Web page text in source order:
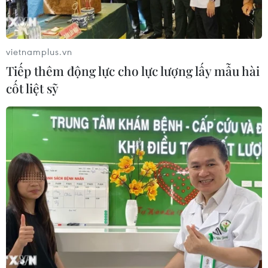
Cục diện ASEAN Cup 2026: Kịch bản đưa đội tuyển
Việt Nam vào bán kết
02/08/2026 02:56
Đội tuyển Futsal Việt Nam gây bất ngờ trước đội
xếp hạng 7 thế giới
01/08/2026 14:55
vietnamplus.vn
Tiếp thêm động lực cho lực lượng lấy mẫu hài
cốt liệt sỹ